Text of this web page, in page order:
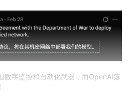
数字监控和自动化武器，而OpenAI落